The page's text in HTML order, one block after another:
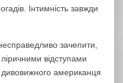
Інтимність завжди
зачепити,
відступами
дивовижного американця